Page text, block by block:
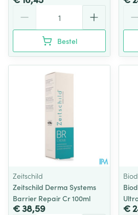
Bestel
Zeitschild
Zeitschild Derma Systems
Barrier Repair Cr 100ml
€ 38,59 €